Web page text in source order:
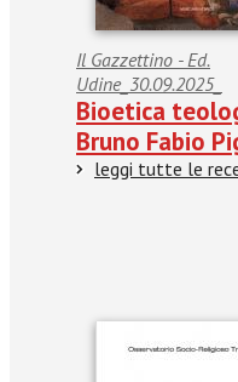
Il Gazzettino - Ed.
Udine_30.09.2025_
Bioetica
Bruno Fabio
leggi tutte le